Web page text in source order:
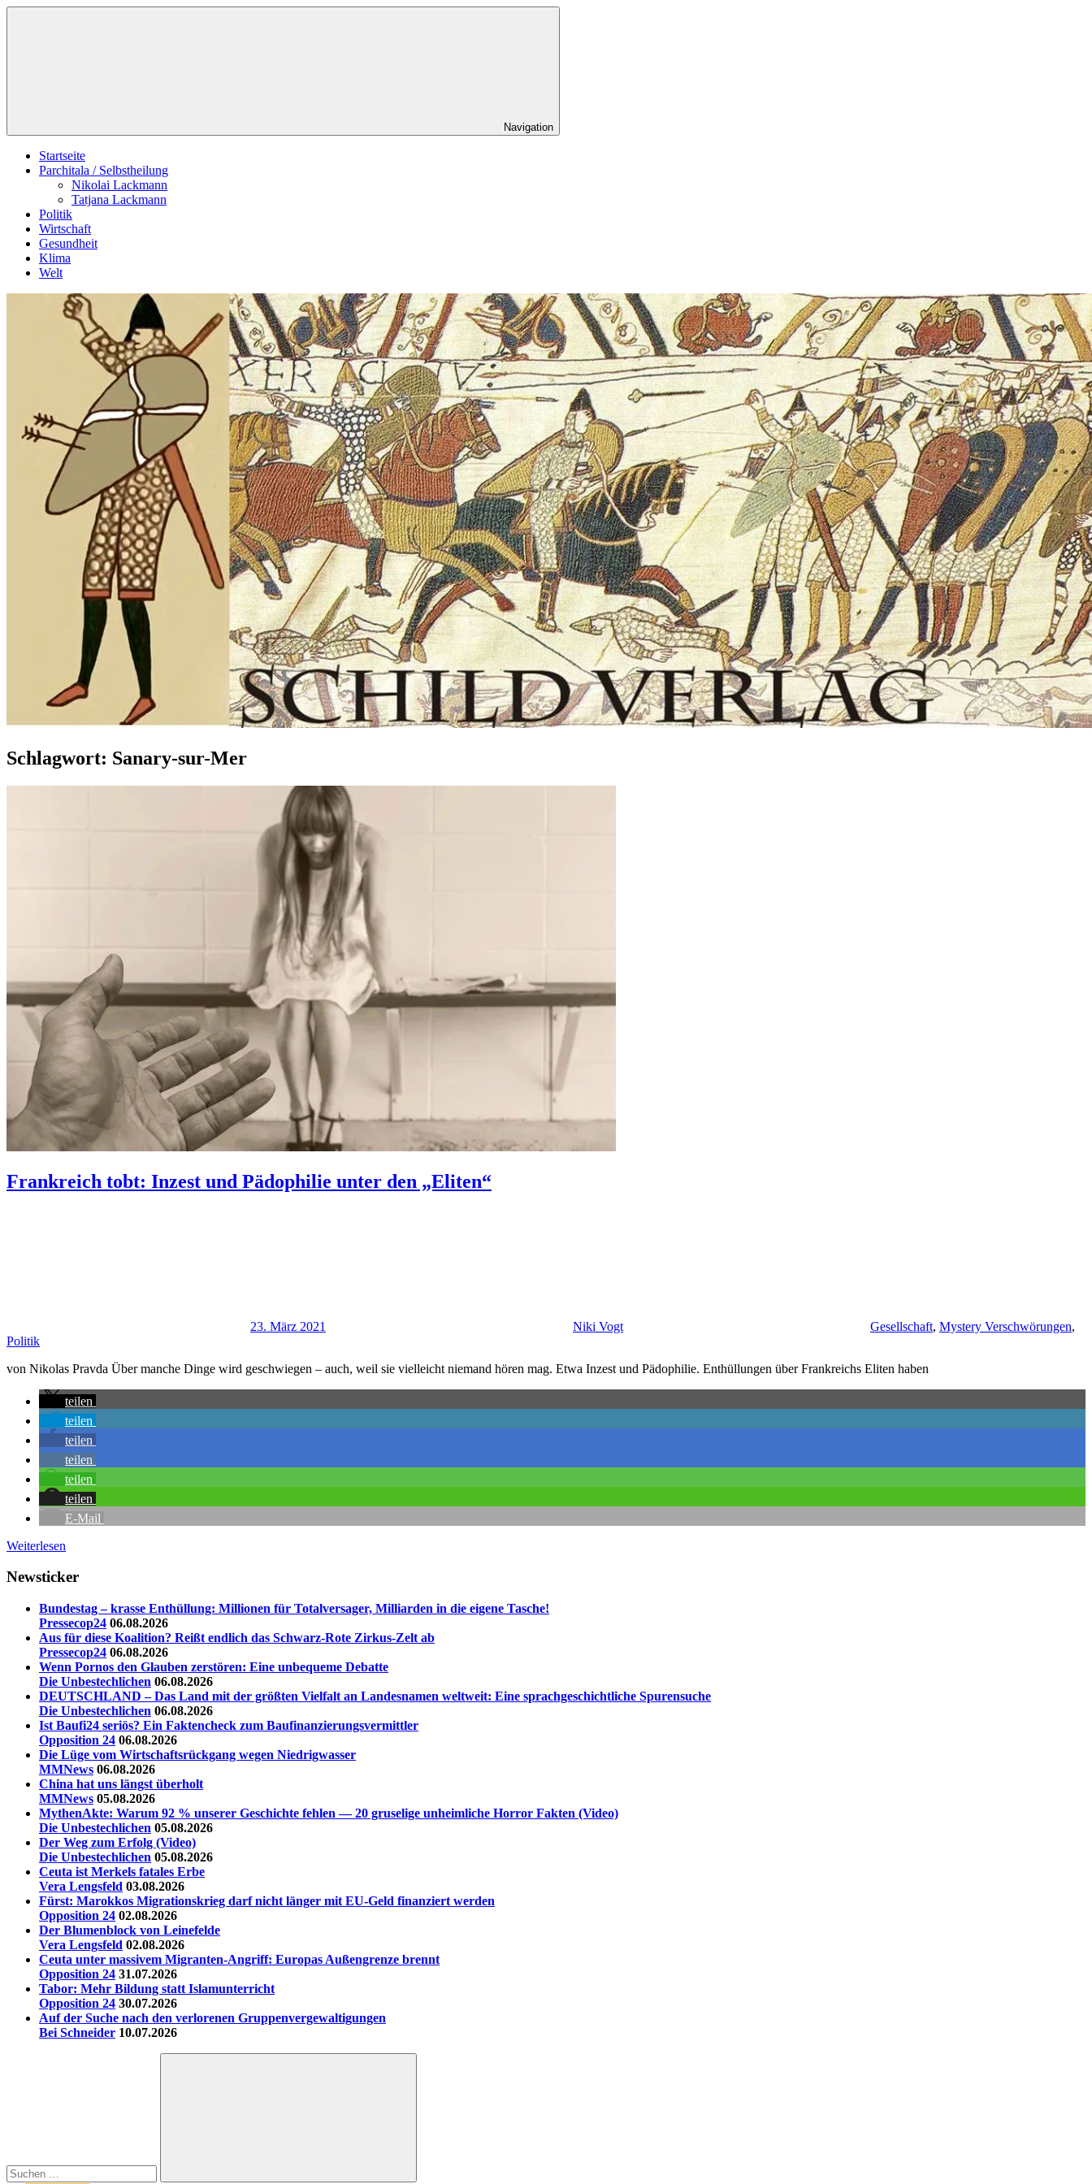
Zum
Navigation
Startseite
Parchitala / Selbstheilung
Nikolai Lackmann
Tatjana Lackmann
Politik
Wirtschaft
Gesundheit
Klima
Welt
Schlagwort: Sanary-sur-Mer
Frankreich tobt: Inzest und Pädophilie unter den „Eliten“
23. März 2021 Niki Vogt Gesellschaft, Mystery Verschwörungen,
Politik
von Nikolas Pravda Über manche Dinge wird geschwiegen – auch, weil sie vielleicht niemand hören mag. Etwa Inzest und Pädophilie. Enthüllungen über Frankreichs Eliten haben
teilen
teilen
teilen
teilen
teilen
teilen
E-Mail
Weiterlesen
Newsticker
Bundestag – krasse Enthüllung: Millionen für Totalversager, Milliarden in die eigene Tasche!
Pressecop24 06.08.2026
Aus für diese Koalition? Reißt endlich das Schwarz-Rote Zirkus-Zelt ab
Pressecop24 06.08.2026
Wenn Pornos den Glauben zerstören: Eine unbequeme Debatte
Die Unbestechlichen 06.08.2026
DEUTSCHLAND – Das Land mit der größten Vielfalt an Landesnamen weltweit: Eine sprachgeschichtliche Spurensuche
Die Unbestechlichen 06.08.2026
Ist Baufi24 seriös? Ein Faktencheck zum Baufinanzierungsvermittler
Opposition 24 06.08.2026
Die Lüge vom Wirtschaftsrückgang wegen Niedrigwasser
MMNews 06.08.2026
China hat uns längst überholt
MMNews 05.08.2026
MythenAkte: Warum 92 % unserer Geschichte fehlen — 20 gruselige unheimliche Horror Fakten (Video)
Die Unbestechlichen 05.08.2026
Der Weg zum Erfolg (Video)
Die Unbestechlichen 05.08.2026
Ceuta ist Merkels fatales Erbe
Vera Lengsfeld 03.08.2026
Fürst: Marokkos Migrationskrieg darf nicht länger mit EU-Geld finanziert werden
Opposition 24 02.08.2026
Der Blumenblock von Leinefelde
Vera Lengsfeld 02.08.2026
Ceuta unter massivem Migranten-Angriff: Europas Außengrenze brennt
Opposition 24 31.07.2026
Tabor: Mehr Bildung statt Islamunterricht
Opposition 24 30.07.2026
Auf der Suche nach den verlorenen Gruppenvergewaltigungen
Bei Schneider 10.07.2026